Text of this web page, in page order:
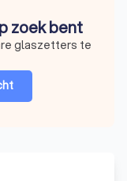
zoek bent
glaszetters te